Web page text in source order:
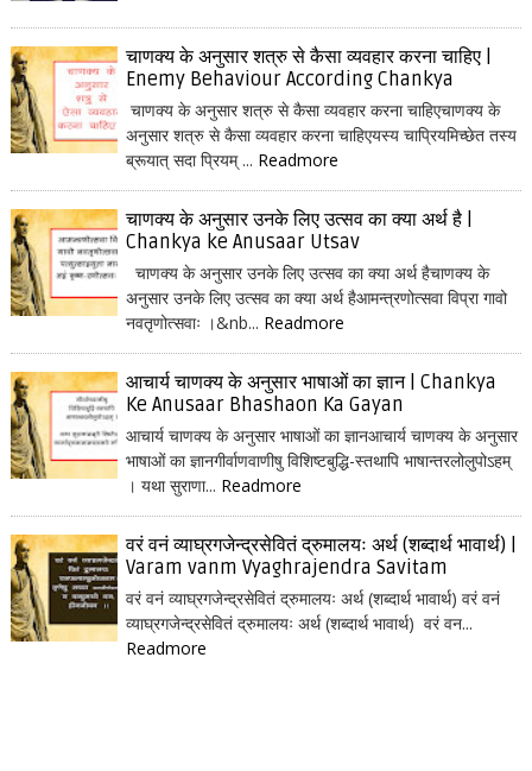
चाणक्य के अनुसार शत्रु से कैसा व्यवहार करना चाहिए |
Enemy Behaviour According Chankya
चाणक्य के अनुसार शत्रु से कैसा व्यवहार करना चाहिएचाणक्य के
अनुसार शत्रु से कैसा व्यवहार करना चाहिएयस्य चाप्रियमिच्छेत तस्य
ब्रूयात् सदा प्रियम् ... Readmore
चाणक्य के अनुसार उनके लिए उत्सव का क्या अर्थ है |
Chankya ke Anusaar Utsav
चाणक्य के अनुसार उनके लिए उत्सव का क्या अर्थ हैचाणक्य के
अनुसार उनके लिए उत्सव का क्या अर्थ हैआमन्त्रणोत्सवा विप्रा गावो
नवतृणोत्सवाः ।&nb... Readmore
आचार्य चाणक्य के अनुसार भाषाओं का ज्ञान | Chankya
Ke Anusaar Bhashaon Ka Gayan
आचार्य चाणक्य के अनुसार भाषाओं का ज्ञानआचार्य चाणक्य के अनुसार
भाषाओं का ज्ञानगीर्वाणवाणीषु विशिष्टबुद्धि-स्तथापि भाषान्तरलोलुपोऽहम्
। यथा सुराणा... Readmore
वरं वनं व्याघ्रगजेन्द्रसेवितं द्रुमालयः अर्थ (शब्दार्थ भावार्थ) |
Varam vanm Vyaghrajendra Savitam
वरं वनं व्याघ्रगजेन्द्रसेवितं द्रुमालयः अर्थ (शब्दार्थ भावार्थ) वरं वनं
व्याघ्रगजेन्द्रसेवितं द्रुमालयः अर्थ (शब्दार्थ भावार्थ) वरं वन...
Readmore